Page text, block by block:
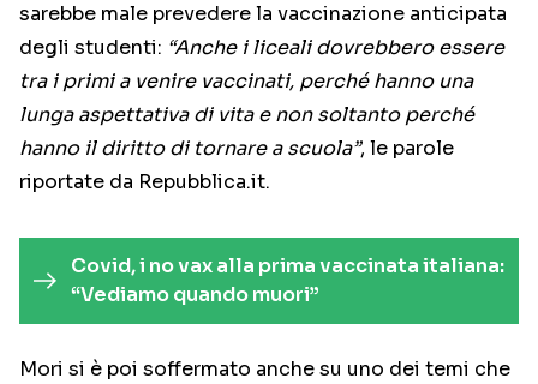
sarebbe male prevedere la vaccinazione anticipata
degli studenti: “Anche i liceali dovrebbero essere
tra i primi a venire vaccinati, perché hanno una
lunga aspettativa di vita e non soltanto perché
hanno il diritto di tornare a scuola”, le parole
riportate da Repubblica.it.
Covid, i no vax alla prima vaccinata italiana:
“Vediamo quando muori”
Mori si è poi soffermato anche su uno dei temi che